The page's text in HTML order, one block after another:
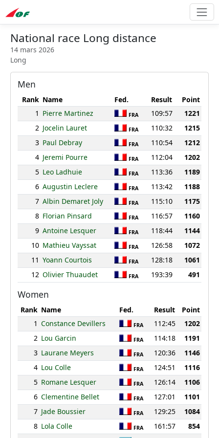
National race Long distance
14 mars 2026
Long
Men
Rank Name Fed. Result
Point
1 Pierre Martinez FRA 109:57
1221
2 Jocelin Lauret FRA 110:32
1215
3 Paul Debray FRA 110:54
1212
4 Jeremi Pourre FRA 112:04
1202
5 Leo Ladhuie FRA 113:36
1189
6 Augustin Leclere FRA 113:42
1188
7 Albin Demaret Joly FRA 115:10
1175
8 Florian Pinsard FRA 116:57
1160
9 Antoine Lesquer FRA 118:44
1144
10 Mathieu Vayssat FRA 126:58
1072
11 Yoann Courtois FRA 128:18
1061
12 Olivier Thuaudet FRA 193:39 491
Women
Rank Name Fed. Result
Point
1 Constance Devillers FRA 112:45
1202
2 Lou Garcin FRA 114:18
1191
3 Laurane Meyers FRA 120:36
1146
4 Lou Colle FRA 124:51
1116
5 Romane Lesquer FRA 126:14
1106
6 Clementine Bellet FRA 127:01
1101
7 Jade Boussier FRA 129:25
1084
8 Lola Colle FRA 161:57
854